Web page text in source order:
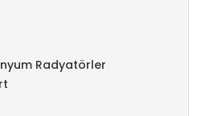
Radyatörler